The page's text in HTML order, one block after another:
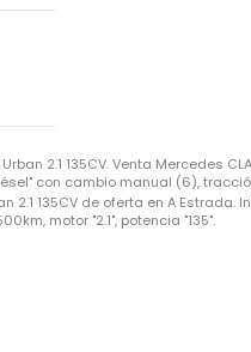
Urban 2.1 135CV. Venta
con cambio manual (6),
2.1 135CV de oferta en A
motor "2.1", potencia "135".